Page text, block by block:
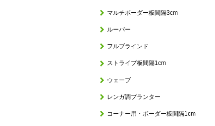
マルチボーダー板間隔3cm
ルーバー
フルブラインド
ストライプ板間隔1cm
ウェーブ
レンガ調プランター
コーナー用・ボーダー板間隔1cm